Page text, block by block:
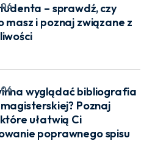
– sprawdź, czy
masz i poznaj związane z
wyglądać bibliografia
Poznaj
ułatwią Ci
poprawnego spisu